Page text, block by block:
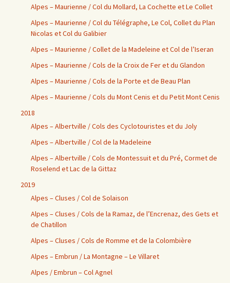
Alpes – Maurienne / Col du Mollard, La Cochette et Le Collet
Alpes – Maurienne / Col du Télégraphe, Le Col, Collet du Plan
Nicolas et Col du Galibier
Alpes – Maurienne / Collet de la Madeleine et Col de l’Iseran
Alpes – Maurienne / Cols de la Croix de Fer et du Glandon
Alpes – Maurienne / Cols de la Porte et de Beau Plan
Alpes – Maurienne / Cols du Mont Cenis et du Petit Mont Cenis
2018
Alpes – Albertville / Cols des Cyclotouristes et du Joly
Alpes – Albertville / Col de la Madeleine
Alpes – Albertville / Cols de Montessuit et du Pré, Cormet de
Roselend et Lac de la Gittaz
2019
Alpes – Cluses / Col de Solaison
Alpes – Cluses / Cols de la Ramaz, de l’Encrenaz, des Gets et
de Chatillon
Alpes – Cluses / Cols de Romme et de la Colombière
Alpes – Embrun / La Montagne – Le Villaret
Alpes / Embrun – Col Agnel